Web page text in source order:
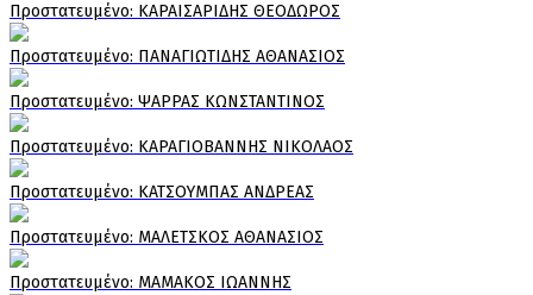
Πρoστατευμένο: ΚΑΡΑΙΣΑΡΙΔΗΣ ΘΕΟΔΩΡΟΣ
Πρoστατευμένο: ΠΑΝΑΓΙΩΤΙΔΗΣ ΑΘΑΝΑΣΙΟΣ
Πρoστατευμένο: ΨΑΡΡΑΣ ΚΩΝΣΤΑΝΤΙΝΟΣ
Πρoστατευμένο: ΚΑΡΑΓΙΟΒΑΝΝΗΣ ΝΙΚΟΛΑΟΣ
Πρoστατευμένο: ΚΑΤΣΟΥΜΠΑΣ ΑΝΔΡΕΑΣ
Πρoστατευμένο: ΜΑΛΕΤΣΚΟΣ ΑΘΑΝΑΣΙΟΣ
Πρoστατευμένο: ΜΑΜΑΚΟΣ ΙΩΑΝΝΗΣ